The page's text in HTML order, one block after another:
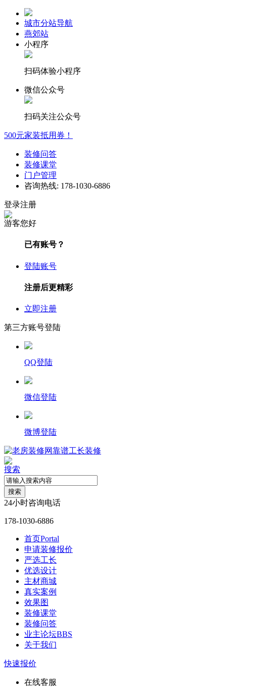
城市分站导航
燕郊站
小程序
扫码体验小程序
微信公众号
扫码关注公众号
500元家装抵用券！
装修问答
装修课堂
门户管理
咨询热线: 178-1030-6886
登录注册
游客您好
已有账号？
登陆账号
注册后更精彩
立即注册
第三方账号登陆
QQ登陆
微信登陆
微博登陆
搜索
搜索
24小时咨询电话
178-1030-6886
首页Portal
申请装修报价
严选工长
优选设计
主材商城
真实案例
效果图
装修课堂
装修问答
业主论坛BBS
关于我们
快速报价
在线客服